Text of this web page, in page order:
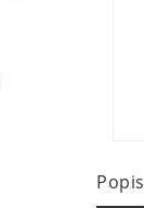
Popis